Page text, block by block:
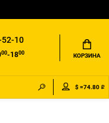
52-10
00-1800 КОРЗИНА
$ =74.80 ₽